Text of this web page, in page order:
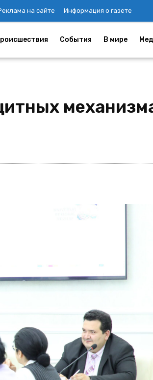
на сайте Информация о газете
События В мире